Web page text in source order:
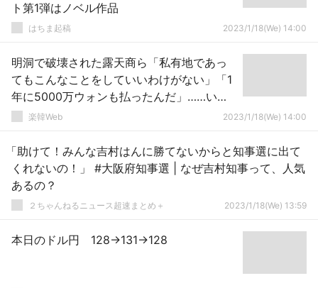
ト第1弾はノベル作品
はちま起稿 2023/1/18(We) 14:00
明洞で破壊された露天商ら「私有地であっ
てもこんなことをしていいわけがない」「1
年に5000万ウォンも払ったんだ」……い
や、違法占拠だろうよ。お金は過料だし
楽韓Web 2023/1/18(We) 14:00
「助けて！みんな吉村はんに勝てないからと知事選に出て
くれないの！」 #大阪府知事選 | なぜ吉村知事って、人気
あるの？
２ちゃんねるニュース超速まとめ＋ 2023/1/18(We) 13:59
本日のドル円 128→131→128